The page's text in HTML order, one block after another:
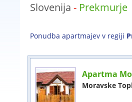
Slovenija - Prekmurje
Ponudba apartmajev v regiji
Apartma
Moravske